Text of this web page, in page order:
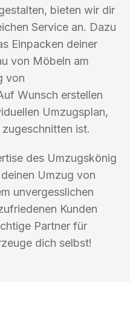
bieten wir dir
Service an. Dazu
Einpacken deiner
von Möbeln am
von
Wunsch erstellen
Umzugsplan,
ist.
des Umzugskönig
Umzug von
unvergesslichen
Kunden
Partner für
dich selbst!